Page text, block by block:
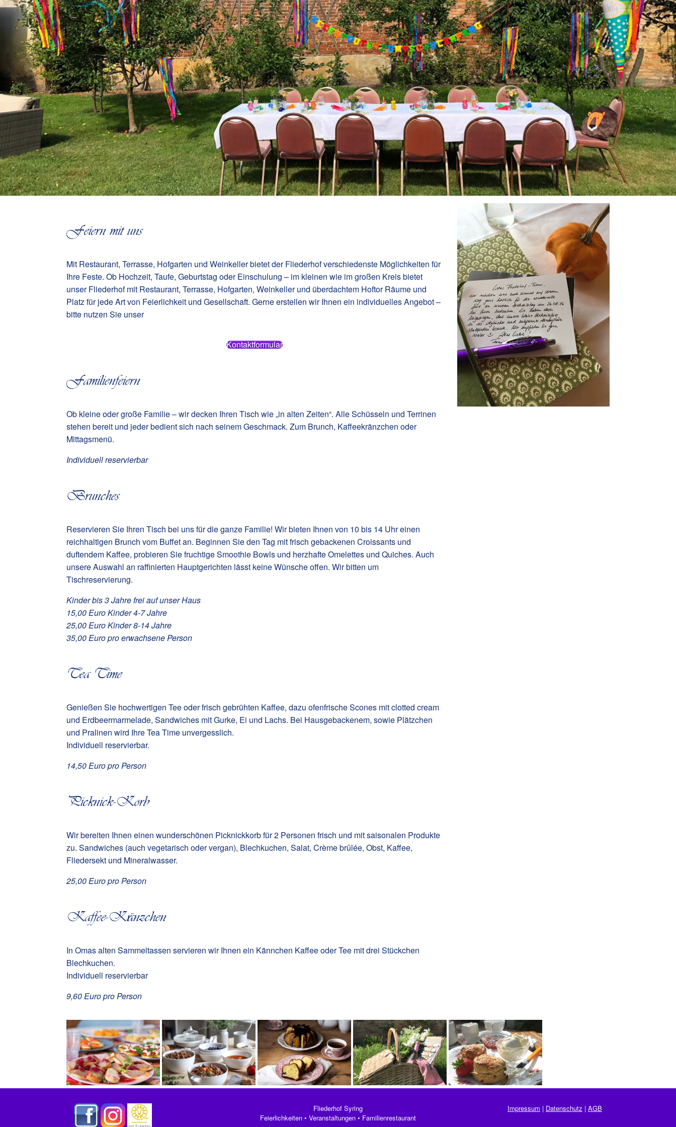
Feiern mit uns
Mit Restaurant, Terrasse, Hofgarten und Weinkeller bietet der Fliederhof verschiedenste Möglichkeiten für
Ihre Feste. Ob Hochzeit, Taufe, Geburtstag oder Einschulung – im kleinen wie im großen Kreis bietet
unser Fliederhof mit Restaurant, Terrasse, Hofgarten, Weinkeller und überdachtem Hoftor Räume und
Platz für jede Art von Feierlichkeit und Gesellschaft. Gerne erstellen wir Ihnen ein individuelles Angebot –
bitte nutzen Sie unser
Kontaktformular
Familienfeiern
Ob kleine oder große Familie – wir decken Ihren Tisch wie „in alten Zeiten“. Alle Schüsseln und Terrinen
stehen bereit und jeder bedient sich nach seinem Geschmack. Zum Brunch, Kaffeekränzchen oder
Mittagsmenü.
Individuell reservierbar
Brunches
Reservieren Sie Ihren Tisch bei uns für die ganze Familie! Wir bieten Ihnen von 10 bis 14 Uhr einen
reichhaltigen Brunch vom Buffet an. Beginnen Sie den Tag mit frisch gebackenen Croissants und
duftendem Kaffee, probieren Sie fruchtige Smoothie Bowls und herzhafte Omelettes und Quiches. Auch
unsere Auswahl an raffinierten Hauptgerichten lässt keine Wünsche offen. Wir bitten um
Tischreservierung.
Kinder bis 3 Jahre frei auf unser Haus
15,00 Euro Kinder 4-7 Jahre
25,00 Euro Kinder 8-14 Jahre
35,00 Euro pro erwachsene Person
Tea Time
Genießen Sie hochwertigen Tee oder frisch gebrühten Kaffee, dazu ofenfrische Scones mit clotted cream
und Erdbeermarmelade, Sandwiches mit Gurke, Ei und Lachs. Bei Hausgebackenem, sowie Plätzchen
und Pralinen wird Ihre Tea Time unvergesslich.
Individuell reservierbar.
14,50 Euro pro Person
Picknick-Korb
Wir bereiten Ihnen einen wunderschönen Picknickkorb für 2 Personen frisch und mit saisonalen Produkte
zu. Sandwiches (auch vegetarisch oder vergan), Blechkuchen, Salat, Crème brûlée, Obst, Kaffee,
Fliedersekt und Mineralwasser.
25,00 Euro pro Person
Kaffee-Kränzchen
In Omas alten Sammeltassen servieren wir Ihnen ein Kännchen Kaffee oder Tee mit drei Stückchen
Blechkuchen.
Individuell reservierbar
9,60 Euro pro Person
Fliederhof Syring
Feierlichkeiten • Veranstaltungen • Familienrestaurant
Impressum | Datenschutz | AGB